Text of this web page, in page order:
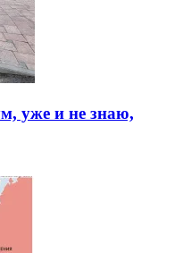
уже и не знаю,